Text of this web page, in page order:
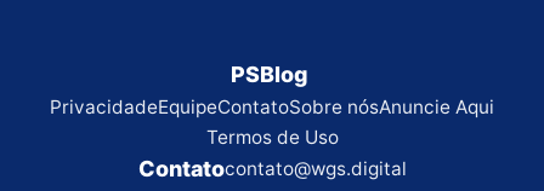
PSBlog
PrivacidadeEquipeContatoSobre nósAnuncie Aqui
Termos de Uso
Contatocontato@wgs.digital